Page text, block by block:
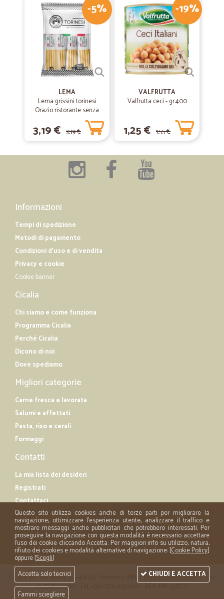
-5%
LEMA
Lema grissini torinesi
Orazio ristorante senza
olio di palma x30 gr.450
3,19 € 3,39 €
-19%
VALFRUTTA
Valfrutta ceci - gr.400
1,25 € 1,55 €
Informazioni
Tempi di spedizione
Metodi di pagamento
Condizioni d'uso e di vendita
Privacy e cookie
Cookie banner
Cicalia
Chi siamo e come funziona
Programma Cicalia
Perché Cicalia
Dicono di noi
Dove spediamo
Migliori categorie
Carne fresca e lavorata
Salumi e affettati
Pasta, riso e cerali
Formaggi
Contatti
La mia lista dei desideri
Registrati
Contattaci
Cicalia srl - via Acerbi 35 - 46100 - Mantova (MN) - P.iva 02508120207 - C.Fisc
02508120207 - Tel. +39 0376 1590669 - REA: MN 258721
Questo sito utilizza cookies anche di terze parti per migliorare la
navigazione, ottimizzare l'esperienza utente, analizzare il traffico e
mostrare messaggi anche pubblicitari che potrebbero interessati. Per
proseguire la navigazione con questa modalità è necessario accettare
l'uso dei cookie cliccando Accetta. Per maggiori info su utilizzo, natura,
rifiuto dei cookies e modalità alternative di navigazione: [Cookie Policy]
oppure [Scegli]
Accetta solo tecnici
Fammi sciegliere
CHIUDI E ACCETTA